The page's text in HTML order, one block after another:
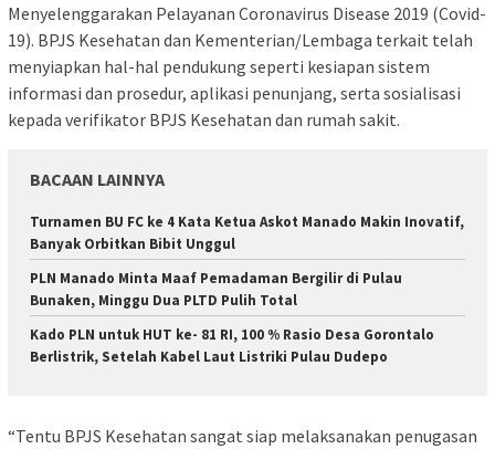
Menyelenggarakan Pelayanan Coronavirus Disease 2019 (Covid-
19). BPJS Kesehatan dan Kementerian/Lembaga terkait telah
menyiapkan hal-hal pendukung seperti kesiapan sistem
informasi dan prosedur, aplikasi penunjang, serta sosialisasi
kepada verifikator BPJS Kesehatan dan rumah sakit.
BACAAN LAINNYA
Turnamen BU FC ke 4 Kata Ketua Askot Manado Makin Inovatif,
Banyak Orbitkan Bibit Unggul
PLN Manado Minta Maaf Pemadaman Bergilir di Pulau
Bunaken, Minggu Dua PLTD Pulih Total
Kado PLN untuk HUT ke- 81 RI, 100 % Rasio Desa Gorontalo
Berlistrik, Setelah Kabel Laut Listriki Pulau Dudepo
“Tentu BPJS Kesehatan sangat siap melaksanakan penugasan